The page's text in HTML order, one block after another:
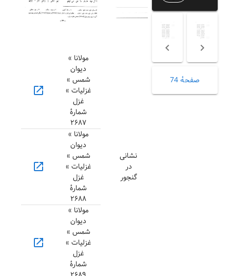
صفحهٔ 74
نشانی
در
گنجور
مولانا »
دیوان
شمس »
غزلیات »
غزل
شمارهٔ
۲۶۸۷
open_in_new
مولانا »
دیوان
شمس »
غزلیات »
غزل
شمارهٔ
۲۶۸۸
open_in_new
مولانا »
دیوان
شمس »
غزلیات »
غزل
شمارهٔ
open_in_new